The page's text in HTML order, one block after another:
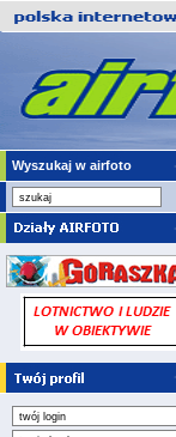
Wyszukaj w airfoto